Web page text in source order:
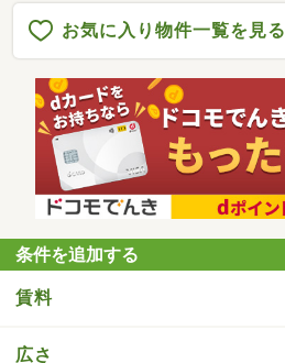
お気に入り物件一覧を見る
条件を追加する
賃料
広さ